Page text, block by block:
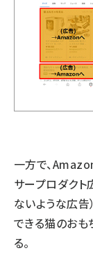
一方で、
サープロダク
ないような広告
できる猫のお
る。